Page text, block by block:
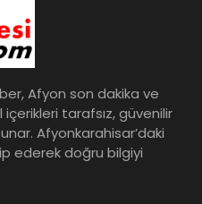
Afyon son dakika ve
tarafsız, güvenilir
Afyonkarahisar’daki
ederek doğru bilgiyi